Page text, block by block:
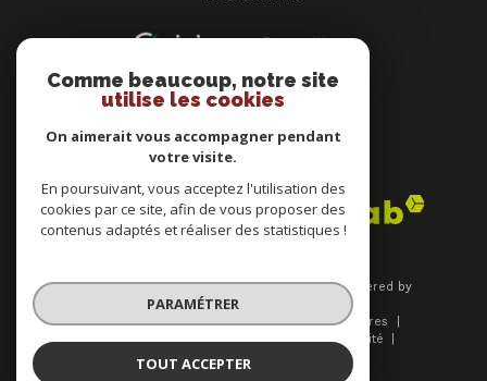
ADHÉRENTS
© 2026 | Tous droits réservés | Traduction powered by
Google |
Plan du site
Mentions légales
Nos honoraires
Admin
Nos liens
Politique de confidentialité
Politique RGPD
Comme beaucoup, notre site
utilise les cookies
On aimerait vous accompagner pendant
votre visite.
En poursuivant, vous acceptez l'utilisation des
cookies par ce site, afin de vous proposer des
contenus adaptés et réaliser des statistiques !
PARAMÉTRER
TOUT ACCEPTER